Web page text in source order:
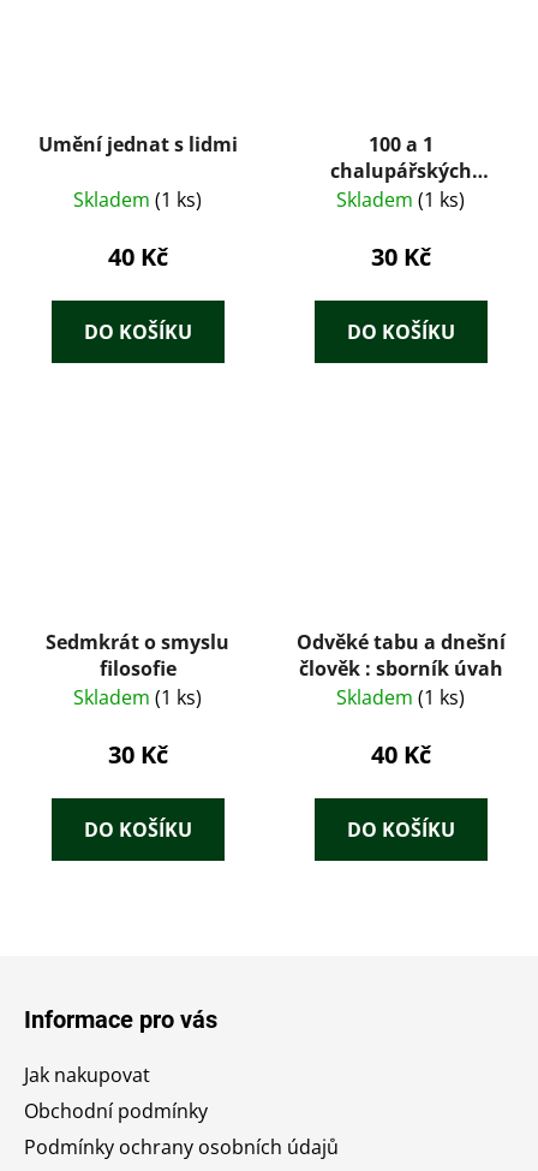
Umění jednat s lidmi
Skladem (1 ks)
40 Kč
DO KOŠÍKU
100 a 1
chalupářských
pochoutek
Skladem (1 ks)
30 Kč
DO KOŠÍKU
Sedmkrát o smyslu
filosofie
Skladem (1 ks)
30 Kč
DO KOŠÍKU
Odvěké tabu a dnešní
člověk : sborník úvah
Skladem (1 ks)
40 Kč
DO KOŠÍKU
Informace pro vás
Jak nakupovat
Obchodní podmínky
Podmínky ochrany osobních údajů